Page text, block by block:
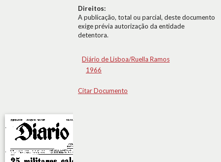
Direitos:
A publicação, total ou parcial, deste documento
exige prévia autorização da entidade
detentora.
Diário de Lisboa/Ruella Ramos
1966
Citar Documento